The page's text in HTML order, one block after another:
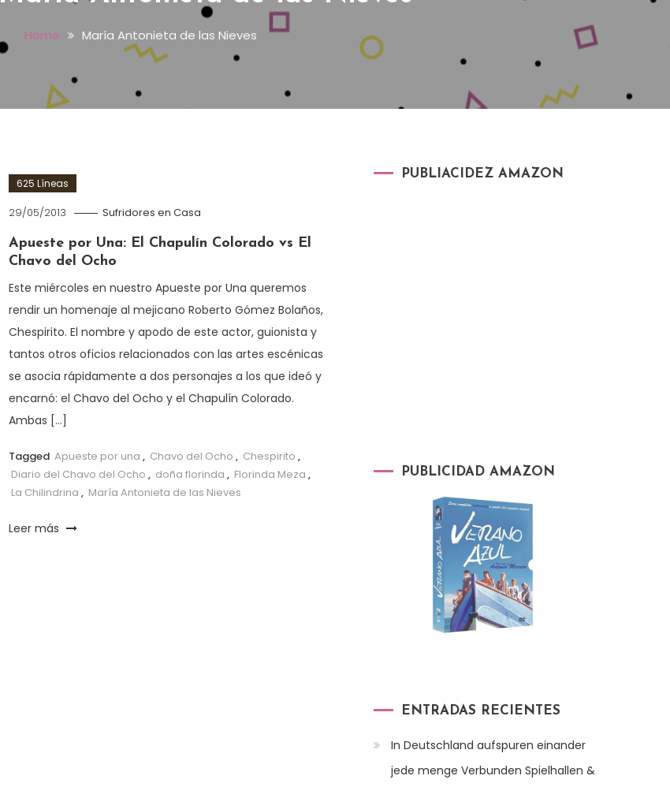
Home María Antonieta de las Nieves
625 Líneas
29/05/2013 Sufridores en Casa
Apueste por Una: El Chapulín Colorado vs El
Chavo del Ocho
Este miércoles en nuestro Apueste por Una queremos
rendir un homenaje al mejicano Roberto Gómez Bolaños,
Chespirito. El nombre y apodo de este actor, guionista y
tantos otros oficios relacionados con las artes escénicas
se asocia rápidamente a dos personajes a los que ideó y
encarnó: el Chavo del Ocho y el Chapulín Colorado.
Ambas […]
Tagged Apueste por una , Chavo del Ocho , Chespirito ,
Diario del Chavo del Ocho , doña florinda , Florinda Meza ,
La Chilindrina , María Antonieta de las Nieves
Leer más
PUBLIACIDEZ AMAZON
PUBLICIDAD AMAZON
ENTRADAS RECIENTES
In Deutschland aufspuren einander
jede menge Verbunden Spielhallen &